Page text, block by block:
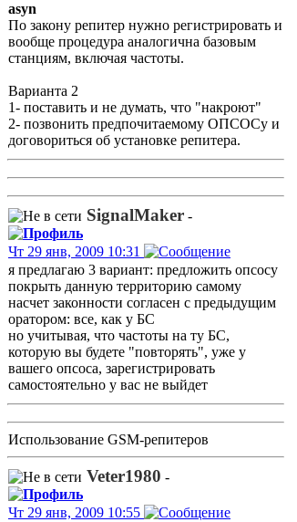
asyn
По закону репитер нужно регистрировать и
вообще процедура аналогична базовым
станциям, включая частоты.
Варианта 2
1- поставить и не думать, что "накроют"
2- позвонить предпочитаемому ОПСОСу и
договориться об установке репитера.
SignalMaker -
Чт 29 янв, 2009 10:31
я предлагаю 3 вариант: предложить опсосу
покрыть данную территорию самому
насчет законности согласен с предыдущим
оратором: все, как у БС
но учитывая, что частоты на ту БС,
которую вы будете "повторять", уже у
вашего опсоса, зарегистрировать
самостоятельно у вас не выйдет
Использование GSM-репитеров
Veter1980 -
Чт 29 янв, 2009 10:55